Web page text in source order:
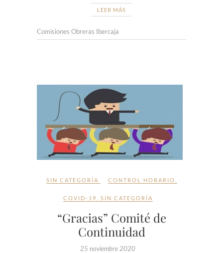
LEER MÁS
Comisiones Obreras Ibercaja
SIN CATEGORÍA CONTROL HORARIO
COVID-19 SIN CATEGORÍA
“Gracias” Comité de
Continuidad
25 noviembre 2020